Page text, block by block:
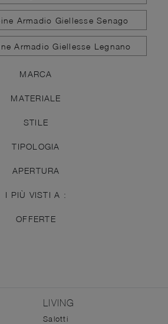
Armadio Giellesse Senago
Armadio Giellesse Legnano
MARCA
MATERIALE
STILE
TIPOLOGIA
APERTURA
I PIÙ VISTI A :
OFFERTE
LIVING
Salotti